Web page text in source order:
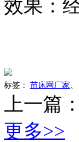
效果：
标签： 苗床网厂家
上一篇：
更多>>